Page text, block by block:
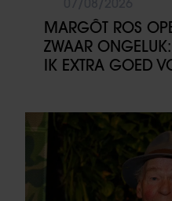
MARGÔT ROS
ZWAAR
IK EXTRA GOED